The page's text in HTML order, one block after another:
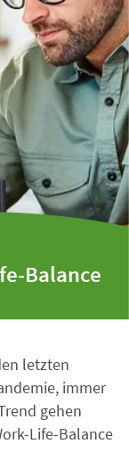
Balance
letzten
immer
gehen
Life-Balance